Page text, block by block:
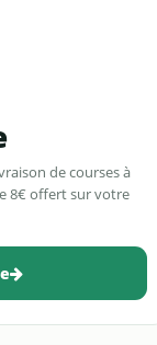
de courses à
8€ offert sur votre